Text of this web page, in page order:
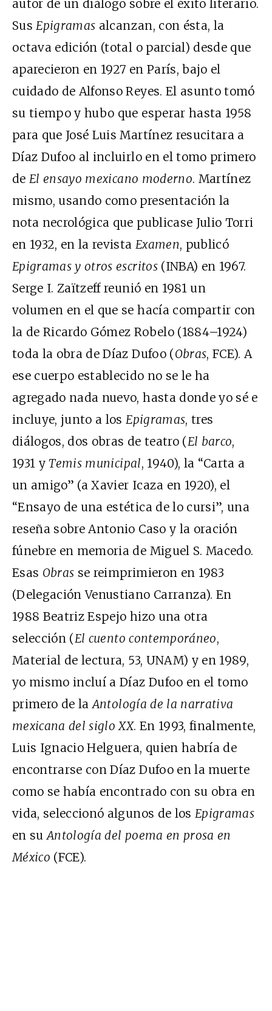
autor de un diálogo sobre el éxito literario.
SusEpigramas alcanzan, con ésta, la
octava edición (total o parcial) desde que
aparecieron en 1927 en París, bajo el
cuidado de Alfonso Reyes. El asunto tomó
su tiempo y hubo que esperar hasta 1958
para que José Luis Martínez resucitara a
Díaz Dufoo al incluirlo en el tomo primero
deEl ensayo mexicano moderno. Martínez
mismo, usando como presentación la
nota necrológica que publicase Julio Torri
en 1932, en la revista Examen, publicó
Epigramas y otros escritos(INBA) en 1967.
Serge I. Zaïtzeff reunió en 1981 un
volumen en el que se hacía compartir con
la de Ricardo Gómez Robelo (1884–1924)
toda la obra de Díaz Dufoo (Obras, FCE). A
ese cuerpo establecido no se le ha
agregado nada nuevo, hasta donde yo sé e
incluye, junto a losEpigramas, tres
diálogos, dos obras de teatro (El barco,
1931 yTemis municipal, 1940), la “Carta a
un amigo” (a Xavier Icaza en 1920), el
“Ensayo de una estética de lo cursi”, una
reseña sobre Antonio Caso y la oración
fúnebre en memoria de Miguel S. Macedo.
Esas Obras se reimprimieron en 1983
(Delegación Venustiano Carranza). En
1988 Beatriz Espejo hizo una otra
selección (El cuento contemporáneo,
Material de lectura, 53, UNAM) y en 1989,
yo mismo incluí a Díaz Dufoo en el tomo
primero de laAntología de la narrativa
mexicana del siglo XX. En 1993, finalmente,
Luis Ignacio Helguera, quien habría de
encontrarse con Díaz Dufoo en la muerte
como se había encontrado con su obra en
vida, seleccionó algunos de los Epigramas
en suAntología del poema en prosa en
México (FCE).